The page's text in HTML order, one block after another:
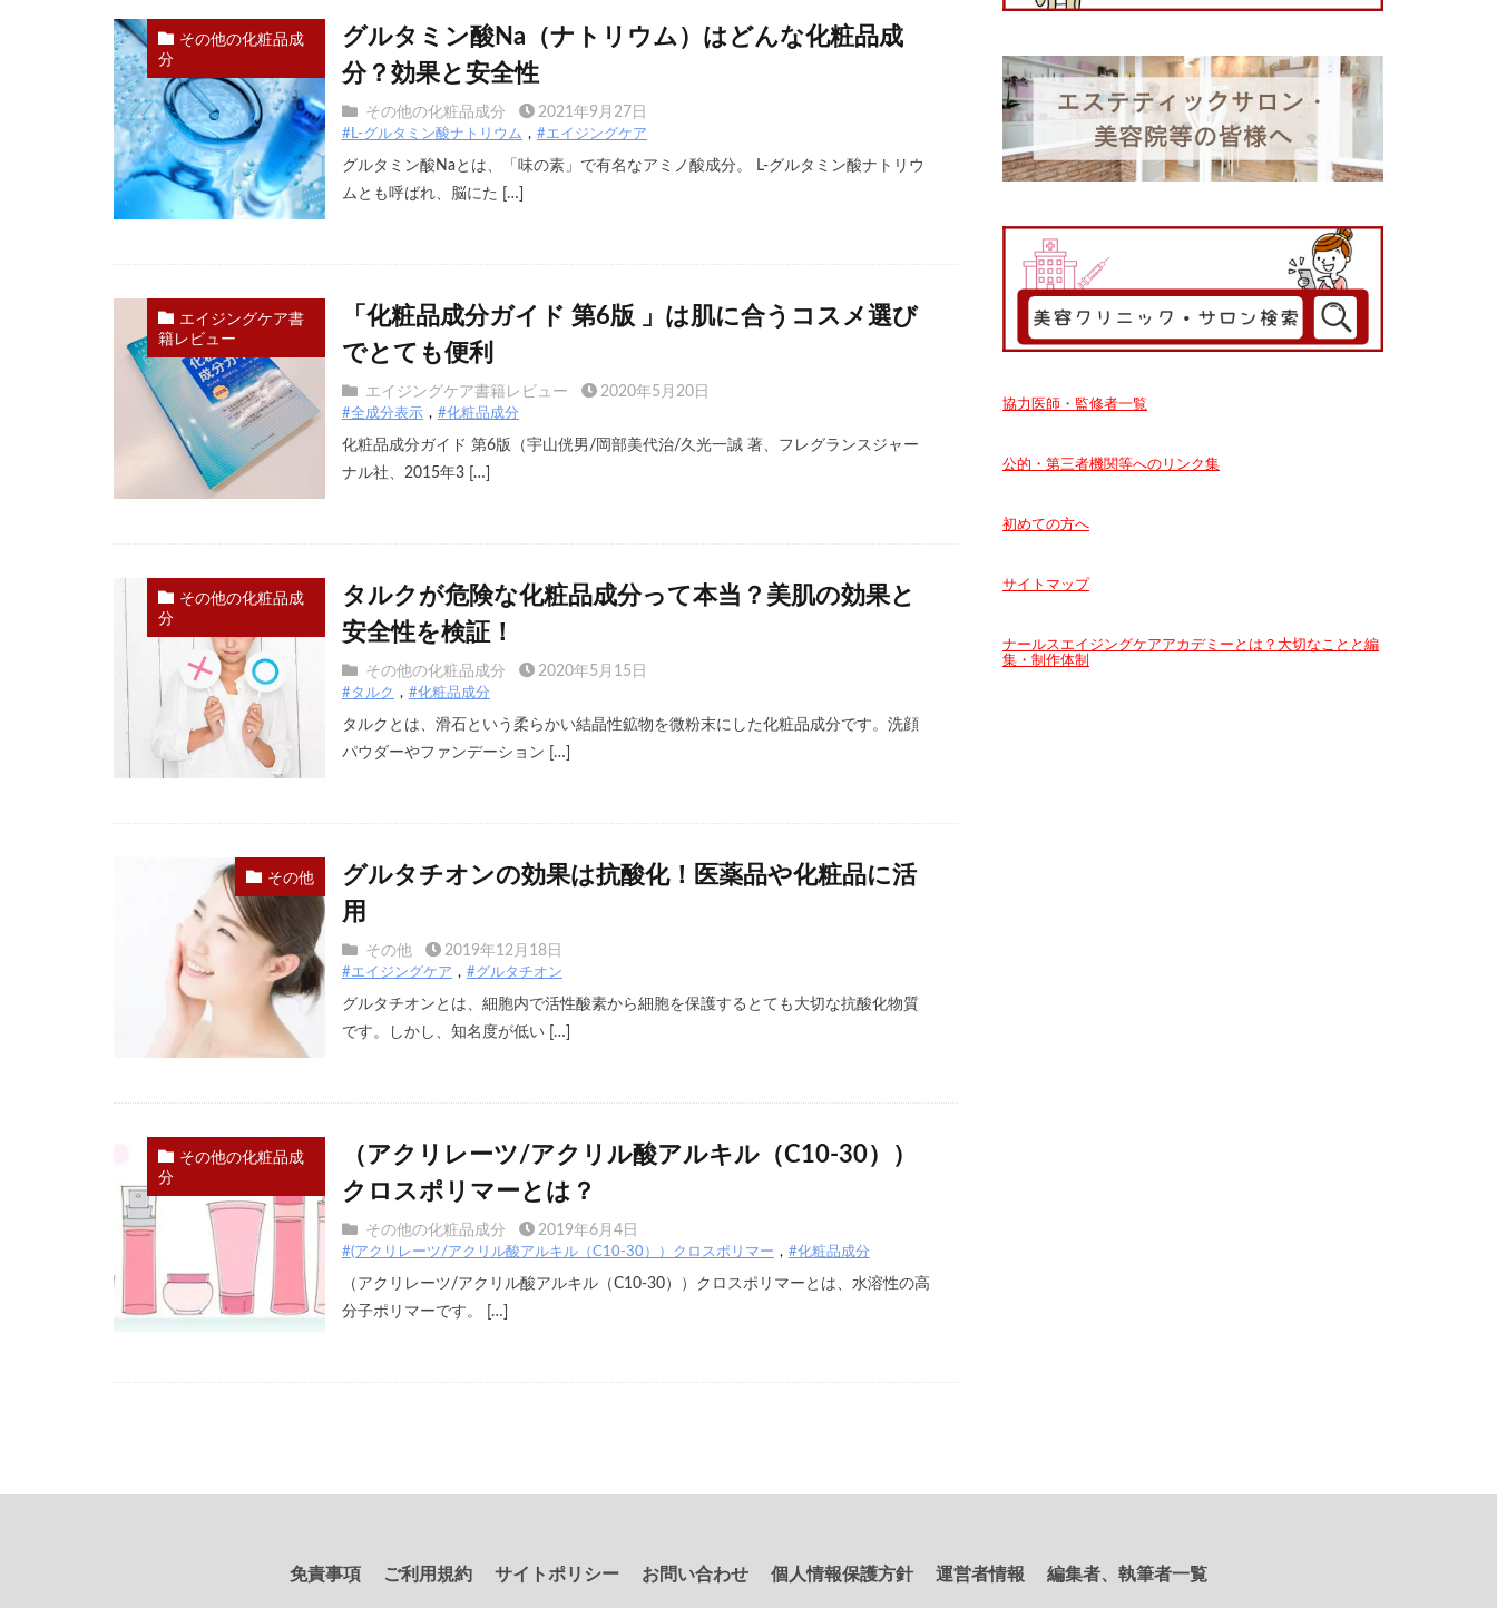
その他の化粧品成
分
グルタミン酸Na（ナトリウム）はどんな化粧品成
分？効果と安全性
その他の化粧品成分 2021年9月27日
#L-グルタミン酸ナトリウム #エイジングケア
グルタミン酸Naとは、「味の素」で有名なアミノ酸成分。 L-グルタミン酸ナトリウ
ムとも呼ばれ、脳にた […]
エイジングケア書
籍レビュー
「化粧品成分ガイド 第6版 」は肌に合うコスメ選び
でとても便利
エイジングケア書籍レビュー 2020年5月20日
#全成分表示 #化粧品成分
化粧品成分ガイド 第6版（宇山侊男/岡部美代治/久光一誠 著、フレグランスジャー
ナル社、2015年3 […]
その他の化粧品成
分
タルクが危険な化粧品成分って本当？美肌の効果と
安全性を検証！
その他の化粧品成分 2020年5月15日
#タルク #化粧品成分
タルクとは、滑石という柔らかい結晶性鉱物を微粉末にした化粧品成分です。洗顔
パウダーやファンデーション […]
その他
グルタチオンの効果は抗酸化！医薬品や化粧品に活
用
その他 2019年12月18日
#エイジングケア #グルタチオン
グルタチオンとは、細胞内で活性酸素から細胞を保護するとても大切な抗酸化物質
です。しかし、知名度が低い […]
その他の化粧品成
分
（アクリレーツ/アクリル酸アルキル（C10-30））
クロスポリマーとは？
その他の化粧品成分 2019年6月4日
#(アクリレーツ/アクリル酸アルキル（C10-30））クロスポリマー #化粧品成分
（アクリレーツ/アクリル酸アルキル（C10-30））クロスポリマーとは、水溶性の高
分子ポリマーです。 […]
協力医師・監修者一覧
公的・第三者機関等へのリンク集
初めての方へ
サイトマップ
ナールスエイジングケアアカデミーとは？大切なことと編
集・制作体制
免責事項 ご利用規約 サイトポリシー お問い合わせ 個人情報保護方針 運営者情報 編集者、執筆者一覧